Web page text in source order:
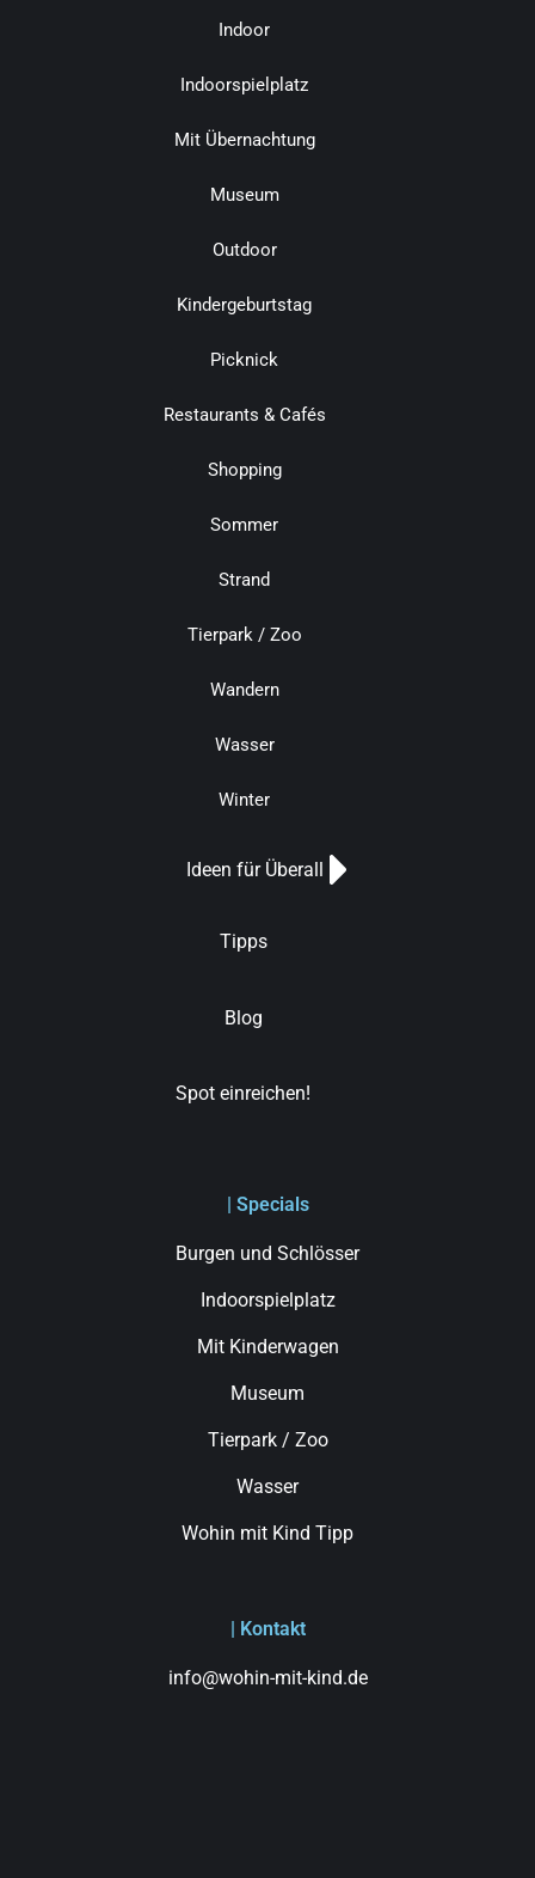
Indoor
Indoorspielplatz
Mit Übernachtung
Museum
Outdoor
Kindergeburtstag
Picknick
Restaurants & Cafés
Shopping
Sommer
Strand
Tierpark / Zoo
Wandern
Wasser
Winter
Ideen für Überall
Tipps
Blog
Spot einreichen!
| Specials
Burgen und Schlösser
Indoorspielplatz
Mit Kinderwagen
Museum
Tierpark / Zoo
Wasser
Wohin mit Kind Tipp
| Kontakt
info@wohin-mit-kind.de